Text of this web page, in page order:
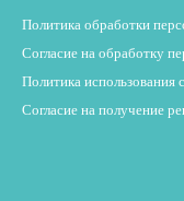
Политика обработки
Согласие на обработку
Политика использования
Согласие на получение